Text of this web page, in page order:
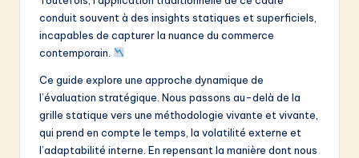
A
&
conduit souvent à des insights statiques et superficiels,
incapables de capturer la nuance du commerce
contemporain.
Ce guide explore une approche dynamique de
l’évaluation stratégique. Nous passons au-delà de la
grille statique vers une méthodologie vivante et vivante,
qui prend en compte le temps, la volatilité externe et
l’adaptabilité interne. En repensant la manière dont nous